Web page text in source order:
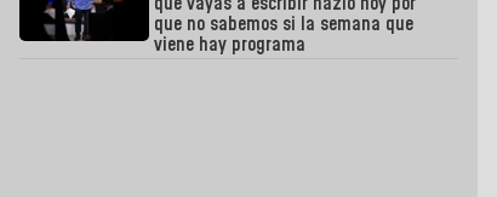
que no sabemos si la semana que
viene hay programa